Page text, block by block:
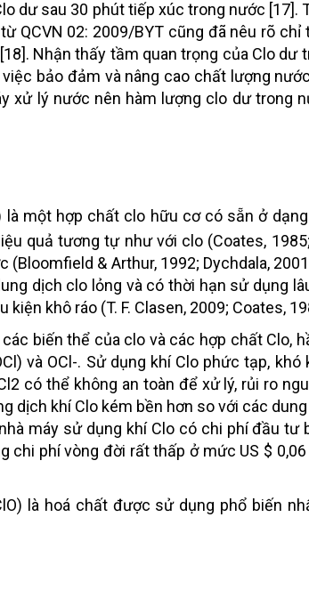
dư sau 30 phút tiếp xúc trong nước [17].
QCVN 02: 2009/BYT cũng đã nêu rõ chỉ
Nhận thấy tầm quan trọng của Clo dư
bảo đảm và nâng cao chất lượng
xử lý nước nên hàm lượng clo dư trong
là một hợp chất clo hữu cơ có sẵn ở
quả tương tự như với clo (Coates,
& Arthur, 1992; Dychdala,
dịch clo lỏng và có thời hạn sử dụng
khô ráo (T. F. Clasen, 2009; Coates,
biến thể của clo và các hợp chất Clo,
và OCl-. Sử dụng khí Clo phức tạp, khó
có thể không an toàn để xử lý, rủi ro
dịch khí Clo kém bền hơn so với các
máy sử dụng khí Clo có chi phí đầu tư
chi phí vòng đời rất thấp ở mức US $
là hoá chất được sử dụng phổ biến